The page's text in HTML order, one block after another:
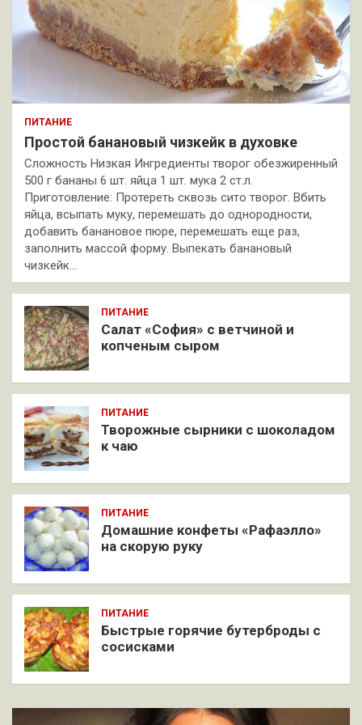
ПИТАНИЕ
Простой банановый чизкейк в духовке
Сложность Низкая Ингредиенты творог обезжиренный
500 г бананы 6 шт. яйца 1 шт. мука 2 ст.л.
Приготовление: Протереть сквозь сито творог. Вбить
яйца, всыпать муку, перемешать до однородности,
добавить банановое пюре, перемешать еще раз,
заполнить массой форму. Выпекать банановый
чизкейк…
ПИТАНИЕ
Салат «София» с ветчиной и
копченым сыром
ПИТАНИЕ
Творожные сырники с шоколадом
к чаю
ПИТАНИЕ
Домашние конфеты «Рафаэлло»
на скорую руку
ПИТАНИЕ
Быстрые горячие бутерброды с
сосисками